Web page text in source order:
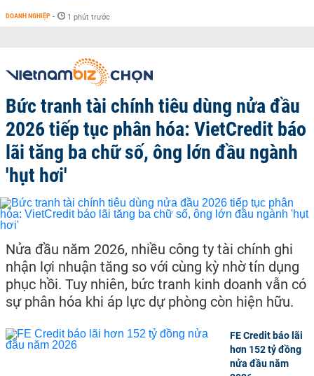
DOANH NGHIỆP - 1 phút trước
Bức tranh tài chính tiêu dùng nửa đầu
2026 tiếp tục phân hóa: VietCredit báo
lãi tăng ba chữ số, ông lớn đầu ngành
'hụt hơi'
Nửa đầu năm 2026, nhiều công ty tài chính ghi
nhận lợi nhuận tăng so với cùng kỳ nhờ tín dụng
phục hồi. Tuy nhiên, bức tranh kinh doanh vẫn có
sự phân hóa khi áp lực dự phòng còn hiện hữu.
FE Credit báo lãi
hơn 152 tỷ đồng
nửa đầu năm